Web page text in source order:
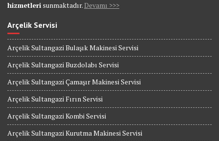
hizmetleri sunmaktadır.Devamı >>>
Arçelik Servisi
Arçelik Sultangazi Bulaşık Makinesi Servisi
Arçelik Sultangazi Buzdolabı Servisi
Arçelik Sultangazi Çamaşır Makinesi Servisi
Arçelik Sultangazi Fırın Servisi
Arçelik Sultangazi Kombi Servisi
Arçelik Sultangazi Kurutma Makinesi Servisi